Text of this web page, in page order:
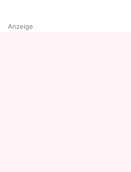
Anzeige